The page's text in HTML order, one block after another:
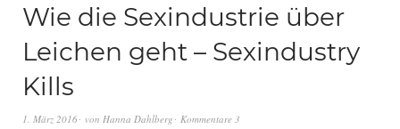
Wie die Sexindustrie über
Leichen geht – Sexindustry
Kills
1. März 2016 von Hanna Dahlberg Kommentare 3